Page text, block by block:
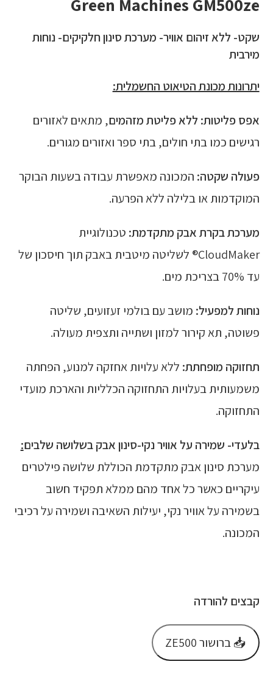
שקט- ללא זיהום אוויר- מערכת סינון חלקיקים- נוחות
מירבית
יתרונות מכונת הטיאוט החשמלית:
אפס פליטות: ללא פליטת מזהמים, מתאים לאזורים
רגישים כמו בתי חולים, בתי ספר ואזורים מגורים.
פעולה שקטה: המכונה מאפשרת עבודה בשעות הבוקר
המוקדמות או בלילה ללא הפרעה.
מערכת בקרת אבק מתקדמת: טכנולוגיית
CloudMaker® לשליטה מיטבית באבק תוך חיסכון של
עד 70% בצריכת מים.
נוחות למפעיל: מושב עם בולמי זעזועים, שליטה
פשוטה, תא קירור למזון ושתייה ותצפית מעולה.
תחזוקה מופחתת: ללא עלויות אחזקה למנוע, הפחתה
משמעותית בעלויות התחזוקה הכלליות והארכת מועדי
התחזוקה.
בלעדי- שמירה על אוויר נקי-סינון אבק בשלושה שלבים:
מערכת סינון אבק מתקדמת הכוללת שלושה פילטרים
עיקריים כאשר כל אחד מהם ממלא תפקיד חשוב
בשמירה על אוויר נקי, יעילות השאיבה ושמירה על רכיבי
המכונה.
קבצים להורדה
📥 ברושור ZE500